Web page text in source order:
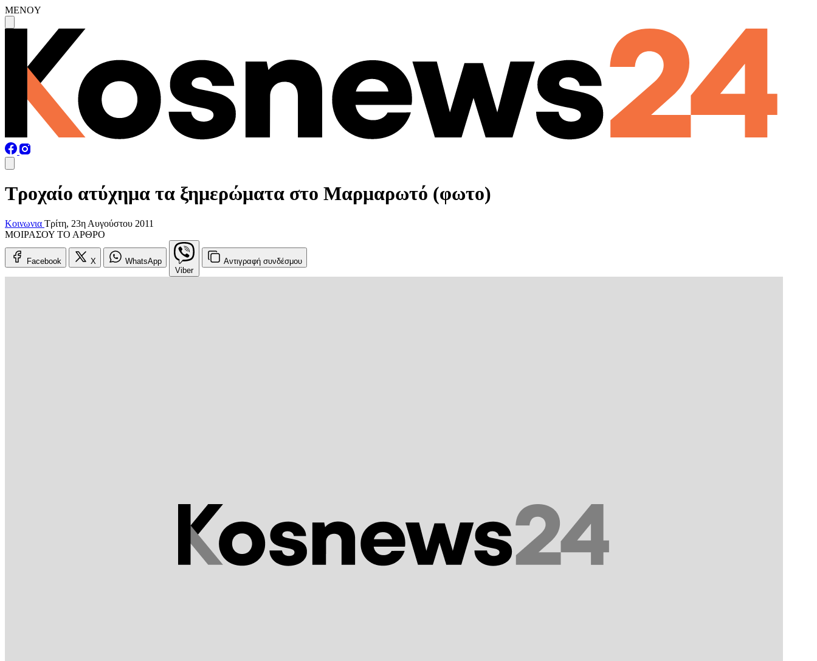
MENOY
Τροχαίο ατύχημα τα ξημερώματα στο Μαρμαρωτό (φωτο)
Κοινωνια Τρίτη, 23η Αυγούστου 2011
ΜΟΙΡΑΣΟΥ ΤΟ ΑΡΘΡΟ
Facebook X
WhatsApp
Viber
Αντιγραφή συνδέσμου